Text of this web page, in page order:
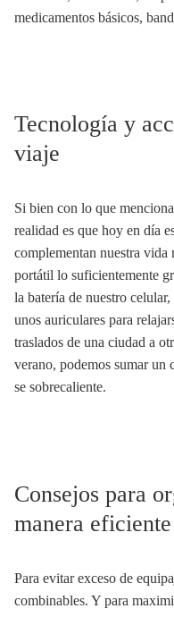
medicamentos básicos,
Tecnología y
viaje
Si bien con lo que
realidad es que hoy en día
complementan nuestra
portátil lo suficientemente
la batería de nuestro
unos auriculares para
traslados de una ciudad a
verano, podemos sumar un
se sobrecaliente.
Consejos para
manera eficiente
Para evitar exceso de
combinables. Y para